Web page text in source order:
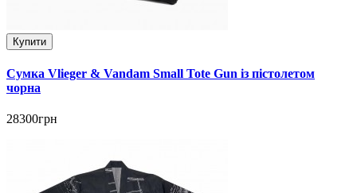
Купити
Сумка Vlieger & Vandam Small Tote Gun із пістолетом
чорна
28300грн